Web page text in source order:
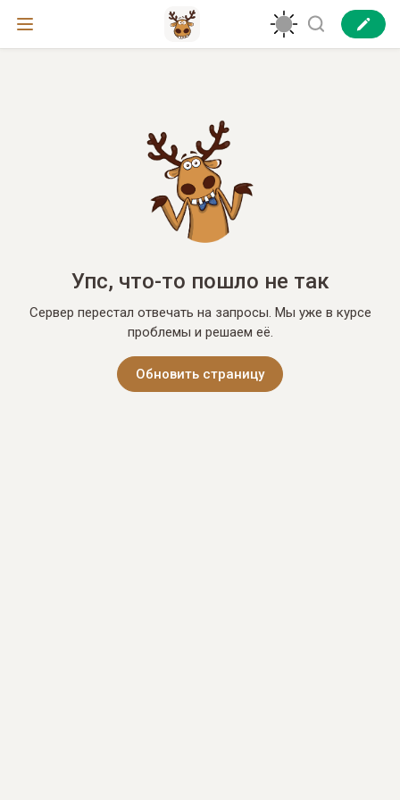
Упс, что-то пошло не так
Сервер перестал отвечать на запросы. Мы уже в курсе
проблемы и решаем её.
Обновить страницу